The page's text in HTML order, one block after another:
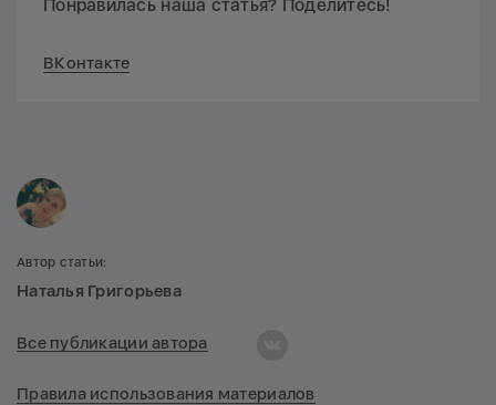
Понравилась наша статья? Поделитесь!
ВКонтакте
Автор статьи:
Наталья Григорьева
Все публикации автора
Правила использования материалов